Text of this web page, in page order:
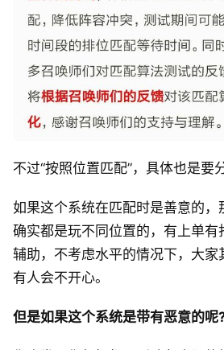
不过“按照位置匹配”，具体也是要
如果这个系统在匹配时是善意的，
确实都是玩不同位置的，有上单有
辅助，不考虑水平的情况下，大家
有人会不开心。
但是如果这个系统是带有恶意的呢